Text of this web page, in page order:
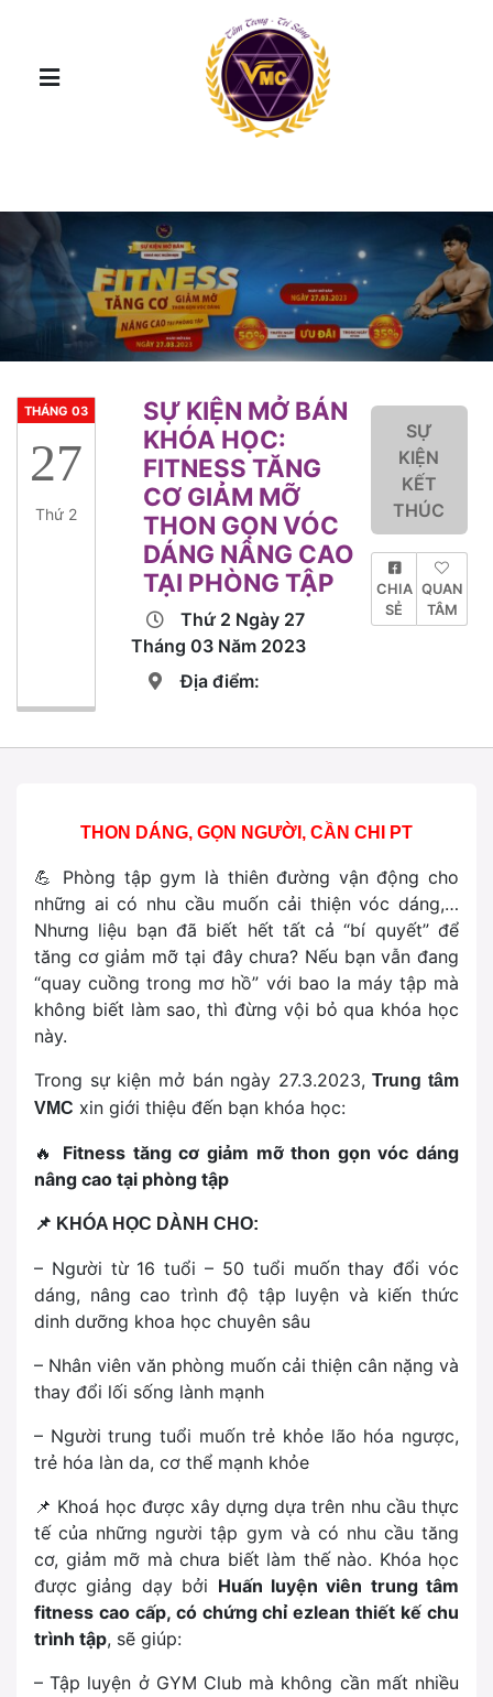
THÁNG 03
27
Thứ 2
SỰ KIỆN MỞ BÁN
KHÓA HỌC:
FITNESS TĂNG
CƠ GIẢM MỠ
THON GỌN VÓC
DÁNG NÂNG CAO
TẠI PHÒNG TẬP
Thứ 2 Ngày 27
Tháng 03 Năm 2023
Địa điểm:
SỰ
KIỆN
KẾT
THÚC
CHIA
SẺ
QUAN
TÂM
THON DÁNG, GỌN NGƯỜI, CẦN CHI PT
💪
Phòng tập gym là thiên đường vận động cho
những ai có nhu cầu muốn cải thiện vóc dáng,…
Nhưng liệu bạn đã biết hết tất cả “bí quyết” để
tăng cơ giảm mỡ tại đây chưa? Nếu bạn vẫn đang
“quay cuồng trong mơ hồ” với bao la máy tập mà
không biết làm sao, thì đừng vội bỏ qua khóa học
này.
Trong sự kiện mở bán ngày 27.3.2023,Trung tâm
VMC xin giới thiệu đến bạn khóa học:
🔥 Fitness tăng cơ giảm mỡ thon gọn vóc dáng
nâng cao tại phòng tập
📌 KHÓA HỌC DÀNH CHO:
– Người từ 16 tuổi – 50 tuổi muốn thay đổi vóc
dáng, nâng cao trình độ tập luyện và kiến thức
dinh dưỡng khoa học chuyên sâu
– Nhân viên văn phòng muốn cải thiện cân nặng và
thay đổi lối sống lành mạnh
– Người trung tuổi muốn trẻ khỏe lão hóa ngược,
trẻ hóa làn da, cơ thể mạnh khỏe
📌 Khoá học được xây dựng dựa trên nhu cầu thực
tế của những người tập gym và có nhu cầu tăng
cơ, giảm mỡ mà chưa biết làm thế nào. Khóa học
được giảng dạy bởi Huấn luyện viên trung tâm
fitness cao cấp, có chứng chỉ ezlean thiết kế chu
trình tập, sẽ giúp:
– Tập luyện ở GYM Club mà không cần mất nhiều